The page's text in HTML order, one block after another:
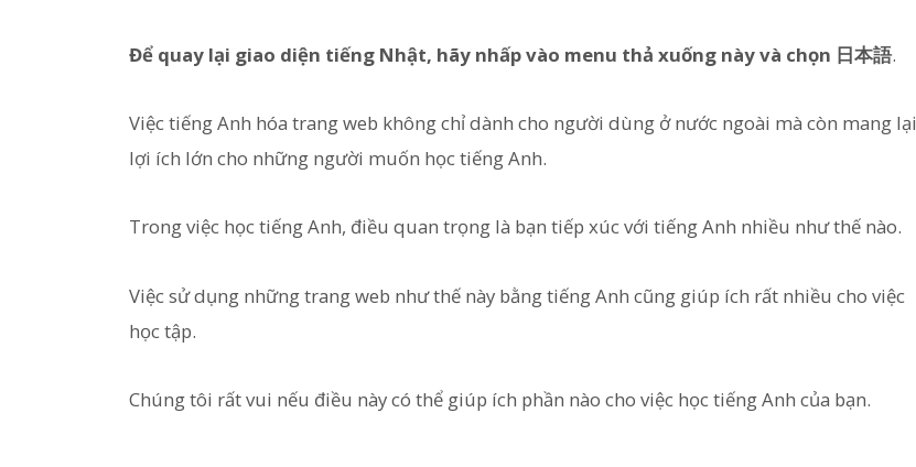
Để quay lại giao diện tiếng Nhật, hãy nhấp vào menu thả xuống này và chọn 日本語.
Việc tiếng Anh hóa trang web không chỉ dành cho người dùng ở nước ngoài mà còn mang lại
lợi ích lớn cho những người muốn học tiếng Anh.
Trong việc học tiếng Anh, điều quan trọng là bạn tiếp xúc với tiếng Anh nhiều như thế nào.
Việc sử dụng những trang web như thế này bằng tiếng Anh cũng giúp ích rất nhiều cho việc
học tập.
Chúng tôi rất vui nếu điều này có thể giúp ích phần nào cho việc học tiếng Anh của bạn.